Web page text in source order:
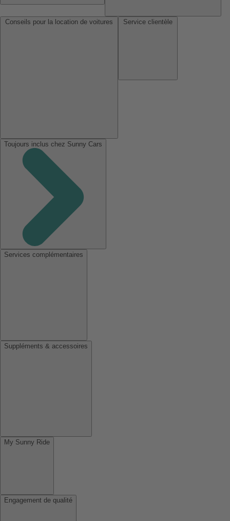
Toujours inclus chez Sunny Cars
Services complémentaires
Suppléments & accessoires
My Sunny Ride
Engagement de qualité